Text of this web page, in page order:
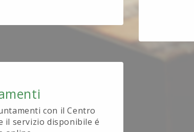
con il Centro
il servizio disponibile é